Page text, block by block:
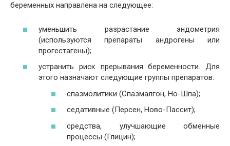
беременных направлена на следующее:
уменьшить разрастание эндометрия
(используются препараты андрогены или
прогестагены);
устранить риск прерывания беременности. Для
этого назначают следующие группы препаратов:
спазмолитики (Спазмалгон, Но-Шпа);
седативные (Персен, Ново-Пассит);
средства, улучшающие обменные
процессы (Глицин);